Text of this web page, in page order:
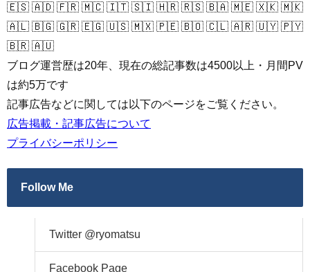
🇪🇸 🇦🇩 🇫🇷 🇲🇨 🇮🇹 🇸🇮 🇭🇷 🇷🇸 🇧🇦 🇲🇪 🇽🇰 🇲🇰
🇦🇱 🇧🇬 🇬🇷 🇪🇬 🇺🇸 🇲🇽 🇵🇪 🇧🇴 🇨🇱 🇦🇷 🇺🇾 🇵🇾
🇧🇷 🇦🇺
ブログ運営歴は20年、現在の総記事数は4500以上・月間PV
は約5万です
記事広告などに関しては以下のページをご覧ください。
広告掲載・記事広告について
プライバシーポリシー
Follow Me
Twitter @ryomatsu
Facebook Page